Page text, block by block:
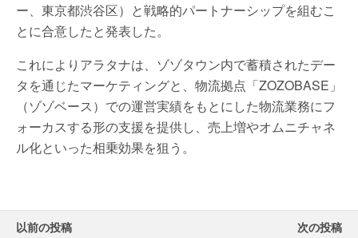
ー、東京都渋谷区）と戦略的パートナーシップを組むこ
とに合意したと発表した。
これによりアラタナは、ゾゾタウン内で蓄積されたデー
タを通じたマーケティングと、物流拠点「ZOZOBASE」
（ゾゾベース）での運営実績をもとにした物流業務にフ
ォーカスする形の支援を提供し、売上増やオムニチャネ
ル化といった相乗効果を狙う。
以前の投稿 次の投稿